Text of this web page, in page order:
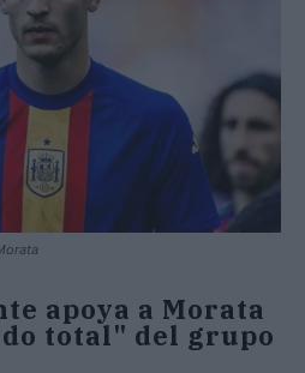
apoya a Morata
total" del grupo